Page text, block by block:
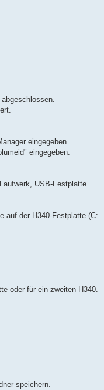
eingegeben.
eingegeben.
USB-Festplatte
auf der H340-Festplatte (C:
oder für ein zweiten H340.
speichern.